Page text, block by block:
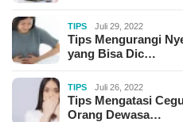
TIPS Juli 29, 2022
Tips Mengurangi
yang Bisa Dic…
TIPS Juli 26, 2022
Tips Mengatasi
Orang Dewasa…